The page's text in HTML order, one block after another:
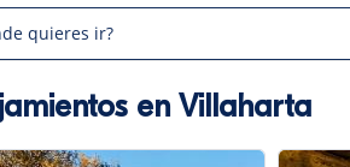
quieres ir?
en Villaharta